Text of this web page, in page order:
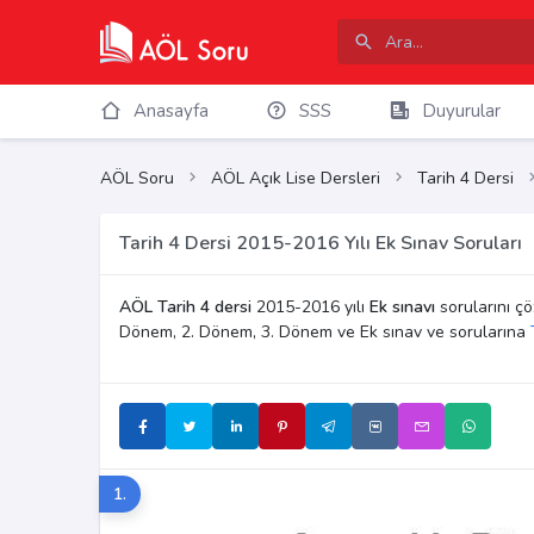
Anasayfa SSS Duyurular
AÖL Soru AÖL Açık Lise Dersleri Tarih 4 Dersi
Tarih 4 Dersi 2015-2016 Yılı Ek Sınav Soruları
AÖL Tarih 4 dersi 2015-2016 yılı Ek sınavı sorularını
Dönem, 2. Dönem, 3. Dönem ve Ek sınav ve sorularına
1.